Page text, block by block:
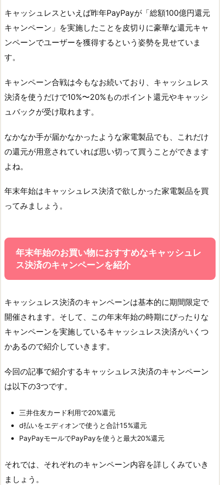
キャッシュレスといえば昨年PayPayが「総額100億円還元
キャンペーン」を実施したことを皮切りに豪華な還元キャ
ンペーンでユーザーを獲得するという姿勢を見せていま
す。
キャンペーン合戦は今もなお続いており、キャッシュレス
決済を使うだけで10%〜20%ものポイント還元やキャッシ
ュバックが受け取れます。
なかなか手が届かなかったような家電製品でも、これだけ
の還元が用意されていれば思い切って買うことができます
よね。
年末年始はキャッシュレス決済で欲しかった家電製品を買
ってみましょう。
年末年始のお買い物におすすめなキャッシュレ
ス決済のキャンペーンを紹介
キャッシュレス決済のキャンペーンは基本的に期間限定で
開催されます。そして、この年末年始の時期にぴったりな
キャンペーンを実施しているキャッシュレス決済がいくつ
かあるので紹介していきます。
今回の記事で紹介するキャッシュレス決済のキャンペーン
は以下の3つです。
三井住友カード利用で20%還元
d払いをエディオンで使うと合計15%還元
PayPayモールでPayPayを使うと最大20%還元
それでは、それぞれのキャンペーン内容を詳しくみていき
ましょう。